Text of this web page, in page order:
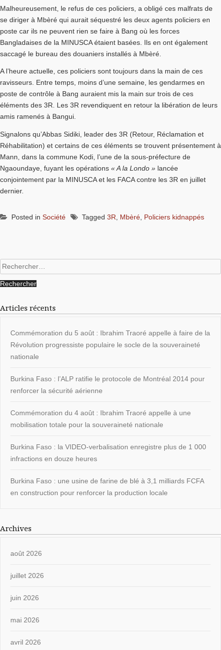
Malheureusement, le refus de ces policiers, a obligé ces malfrats de
se diriger à Mbèré qui aurait séquestré les deux agents policiers en
poste car ils ne peuvent rien se faire à Bang où les forces
Bangladaises de la MINUSCA étaient basées. Ils en ont également
saccagé le bureau des douaniers installés à Mbèré.
A l’heure actuelle, ces policiers sont toujours dans la main de ces
ravisseurs. Entre temps, moins d’une semaine, les gendarmes en
poste de contrôle à Bang auraient mis la main sur trois de ces
éléments des 3R. Les 3R revendiquent en retour la libération de leurs
amis ramenés à Bangui.
Signalons qu’Abbas Sidiki, leader des 3R (Retour, Réclamation et
Réhabilitation) et certains de ces éléments se trouvent présentement à
Mann, dans la commune Kodi, l’une de la sous-préfecture de
Ngaoundaye, fuyant les opérations « A la Londo » lancée
conjointement par la MINUSCA et les FACA contre les 3R en juillet
dernier.
Posted in Société Tagged 3R, Mbèré, Policiers kidnappés
Rechercher :
Articles récents
Commémoration du 5 août : Ibrahim Traoré appelle à faire de la
Révolution progressiste populaire le socle de la souveraineté
nationale
Burkina Faso : l’ALP ratifie le protocole de Montréal 2014 pour
renforcer la sécurité aérienne
Commémoration du 4 août : Ibrahim Traoré appelle à une
mobilisation totale pour la souveraineté nationale
Burkina Faso : la VIDEO-verbalisation enregistre plus de 1 000
infractions en douze heures
Burkina Faso : une usine de farine de blé à 3,1 milliards FCFA
en construction pour renforcer la production locale
Archives
août 2026
juillet 2026
juin 2026
mai 2026
avril 2026